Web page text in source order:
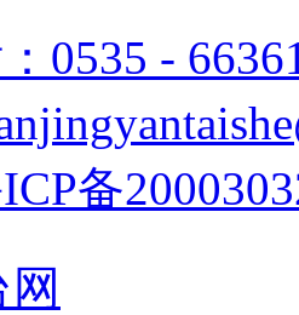
0535 -
备